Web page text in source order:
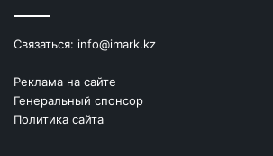
Связаться: info@imark.kz
Реклама на сайте
Генеральный спонсор
Политика сайта